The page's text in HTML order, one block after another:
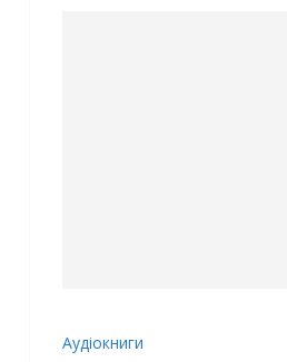
Аудіокниги